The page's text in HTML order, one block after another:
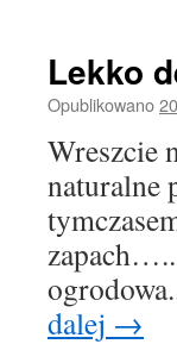
Lekko
Opublikowano
Wreszcie
naturalne
dalej →